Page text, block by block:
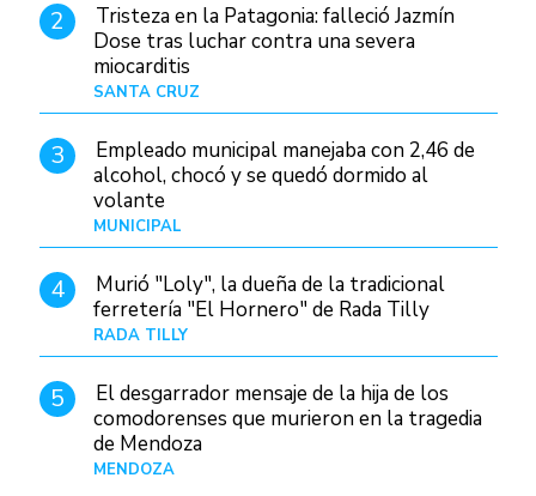
2
Tristeza en la Patagonia: falleció Jazmín
Dose tras luchar contra una severa
miocarditis
SANTA CRUZ
3
Empleado municipal manejaba con 2,46 de
alcohol, chocó y se quedó dormido al
volante
MUNICIPAL
4
Murió "Loly", la dueña de la tradicional
ferretería "El Hornero" de Rada Tilly
RADA TILLY
5
El desgarrador mensaje de la hija de los
comodorenses que murieron en la tragedia
de Mendoza
MENDOZA